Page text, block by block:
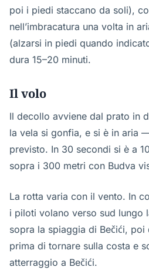
poi i piedi staccano da soli),
nell’imbracatura una volta in
(alzarsi in piedi quando
dura 15–20 minuti.
Il volo
Il decollo avviene dal prato in
la vela si gonfia, e si è in aria
previsto. In 30 secondi si è a
sopra i 300 metri con Budva
La rotta varia con il vento. In
i piloti volano verso sud lungo
sopra la spiaggia di Bečići, poi
prima di tornare sulla costa e
atterraggio a Bečići.